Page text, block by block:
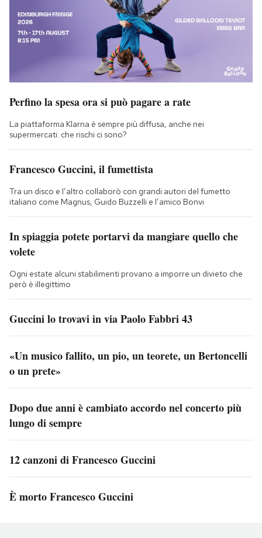
Perfino la spesa ora si può pagare a rate
La piattaforma Klarna è sempre più diffusa, anche nei
supermercati: che rischi ci sono?
Francesco Guccini, il fumettista
Tra un disco e l’altro collaborò con grandi autori del fumetto
italiano come Magnus, Guido Buzzelli e l’amico Bonvi
In spiaggia potete portarvi da mangiare quello che
volete
Ogni estate alcuni stabilimenti provano a imporre un divieto che
però è illegittimo
Guccini lo trovavi in via Paolo Fabbri 43
«Un musico fallito, un pio, un teorete, un Bertoncelli
o un prete»
Dopo due anni è cambiato accordo nel concerto più
lungo di sempre
12 canzoni di Francesco Guccini
È morto Francesco Guccini